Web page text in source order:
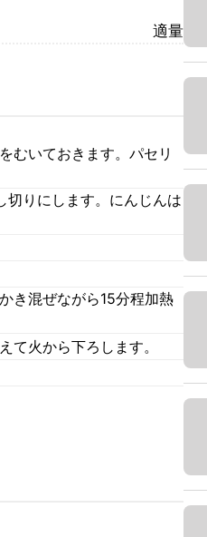
適量
むいておきます。パセリ
切りにします。にんじんは
き混ぜながら15分程加熱
て火から下ろします。